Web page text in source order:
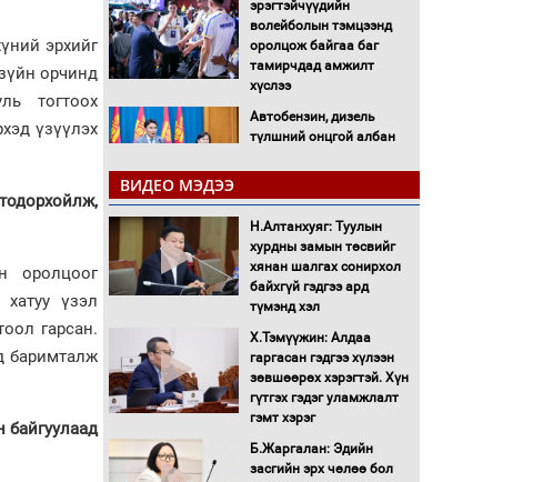
эрхийг
орчинд
тогтоох
үзүүлэх
оролцоог
үзэл
гарсан.
баримталж
байгуулаад
эрэгтэйчүүдийн
волейболын тэмцээнд
оролцож байгаа баг
тамирчдад амжилт
хүслээ
Автобензин, дизель
түлшний онцгой албан
Санхүүгийн хэмнэлтийн
горимд эрүүл мэндийн
салбар хамаарахгүй
Нөөцийн махны
нээлттэй ил тод болгоно
Монгол Улс “COP17”-д
“Тал хээрийн
танилцуулна
ВИДЕО МЭДЭЭ
Н.Алтанхуяг: Туулын
хурдны замын төсвийг
хянан шалгах сонирхол
байхгүй гэдгээ ард
түмэнд хэл
Х.Тэмүүжин: Алдаа
гаргасан гэдгээ хүлээн
зөвшөөрөх хэрэгтэй. Хүн
гүтгэх гэдэг уламжлалт
гэмт хэрэг
Б.Жаргалан: Эдийн
засгийн эрх чөлөө бол